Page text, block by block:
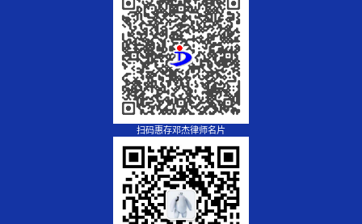
扫码惠存邓杰律师名片